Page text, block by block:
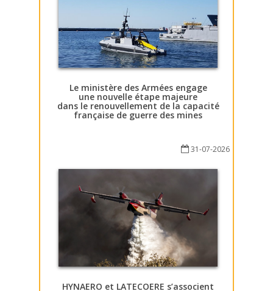
Le ministère des Armées engage
une nouvelle étape majeure
dans le renouvellement de la capacité
française de guerre des mines
31-07-2026
HYNAERO et LATECOERE s’associent